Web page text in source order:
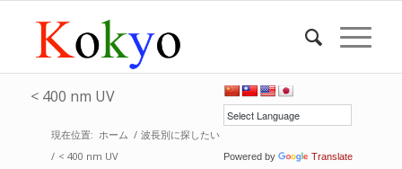
< 400 nm UV
Powered by Translate
現在位置: ホーム / 波長別に探したい
/ < 400 nm UV